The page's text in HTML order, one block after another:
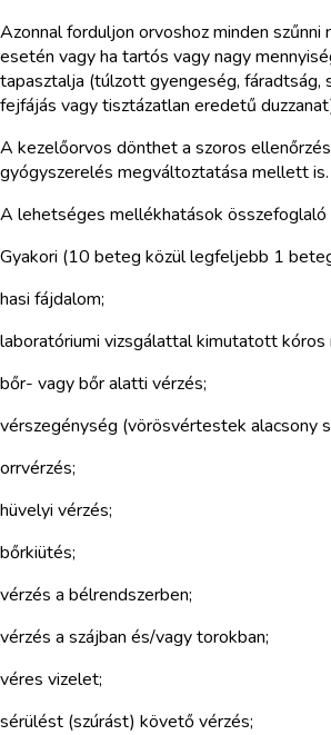
Azonnal forduljon orvoshoz minden szűnni
esetén vagy ha tartós vagy nagy
tapasztalja (túlzott gyengeség, fáradtság,
fejfájás vagy tisztázatlan eredetű
A kezelőorvos dönthet a szoros
gyógyszerelés megváltoztatása mellett is.
A lehetséges mellékhatások összefoglaló
Gyakori (10 beteg közül legfeljebb 1
hasi fájdalom;
laboratóriumi vizsgálattal kimutatott kóros
bőr- vagy bőr alatti vérzés;
vérszegénység (vörösvértestek alacsony
orrvérzés;
hüvelyi vérzés;
bőrkiütés;
vérzés a bélrendszerben;
vérzés a szájban és/vagy torokban;
véres vizelet;
sérülést (szúrást) követő vérzés;